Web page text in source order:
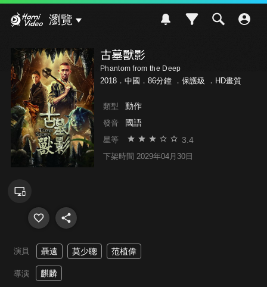
瀏覽
古墓獸影
Phantom from the Deep
2018．中國．86分鐘 ． 保護級 ．HD畫質
類型 動作
發音 國語
星等 3.4
下架時間 2029年04月30日
演員 聶遠 莫少聰 范植偉
導演 麒麟